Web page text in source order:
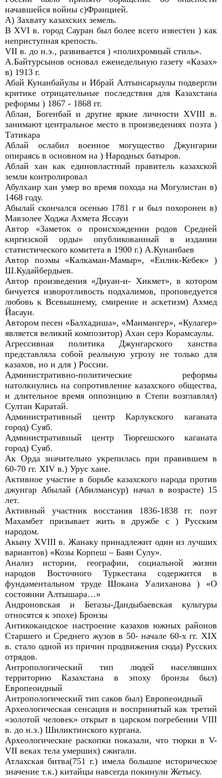
начавшейся войны с)Францией.
A) Захвату казахских земель.
B XVI в. город Сауран был более всего известен ) как
неприступная крепость.
VII в. до н.э., развивается ) «полихромный стиль».
А.Байтурсынов основал еженедельную газету «Казах»
в) 1913 г.
Абай Кунанбайулы и Ибрай Алтынсарыулы подвергли
критике отрицательные последствия для Казахстана
реформы ) 1867 - 1868 гг.
Аблаи, Богенбай и другие яркие личности XVIII в.
занимают центральное место в произведениях поэта )
Татикара
Аблай ослабил военное могущество Джунгарии
опираясь в основном на ) Народных батыров.
Аблай хан как единовластный правитель казахской
земли контролировал
Абулхаир хан умер во время похода на Могулистан в)
1468 году.
Абылай скончался осенью 1781 г и был похоронен в)
Мавзолее Ходжа Ахмета Яссауи
Автор «Заметок о происхождении родов Средней
киргизской орды» опубликованный в издании
статистического комитета в 1900 г.) А.Кунанбаев
Автор поэмы «Калкаман-Мамыр», «Енлик-Кебек» )
Ш.Кудайбердыев.
Автор произведения «Диуан-и- Хикмет», в котором
бичуется изворотливость подхалимов, проповедуется
любовь к Всевышнему, смирение и аскетизм) Ахмед
Йасауи.
Автором песен «Балхадиша», «Манмангер», «Кулагер»
является великий композитор) Ахан серэ Корамсаулы.
Агрессивная политика Джунгарского ханства
представляла собой реальную угрозу не только для
казахов, но и для ) России.
Административно-политические реформы
натолкнулись на сопротивление казахского общества,
и длительное время оппозицию в Степи возглавлял)
Султан Каратай.
Административный центр Карлукского каганата
город) Суяб.
Административный центр Тюргешского каганата
город) Суяб.
Ак Орда значительно укрепилась при правившем в
60-70 гг. XIV в.) Урус хане.
Активное участие в борьбе казахского народа против
джунгар Абылай (Абилмансур) начал в возрасте) 15
лет.
Активный участник восстания 1836-1838 гг. поэт
Махамбет призывает жить в дружбе с ) Русским
народом.
Акыну XVIII в. Жанаку принадлежит один из лучших
вариантов) «Козы Корпеш – Баян Сулу».
Анализ истории, географии, социальной жизни
народов Восточного Туркестана содержится в
фундаментальном труде Шокана Уалиханова ) «О
состоянии Алтышара…»
Андроновская и Бегазы-Дандыбаевская культуры
относятся к эпохе) Бронзы
Антикокандское настроение казахов южных районов
Старшего и Среднего жузов в 50- начале 60-х гг. XIX
в. стало одной из причин продвижения сюда) Русских
отрядов.
Антропологический тип людей населявших
территорию Казахстана в эпоху бронзы был)
Европеоидный
Антропологический тип саков был) Европеоидный
Археологическая сенсация и воспринятый как третий
«золотой человек» открыт в царском погребении VIII
в. до н.э.) Шиликтинского кургана.
Археологические раскопки показали, что тюрки в V-
VII веках тела умерших) сжигали.
Атлахская битва(751 г.) имела большое историческое
значение т.к.) китайцы навсегда покинули Жетысу.